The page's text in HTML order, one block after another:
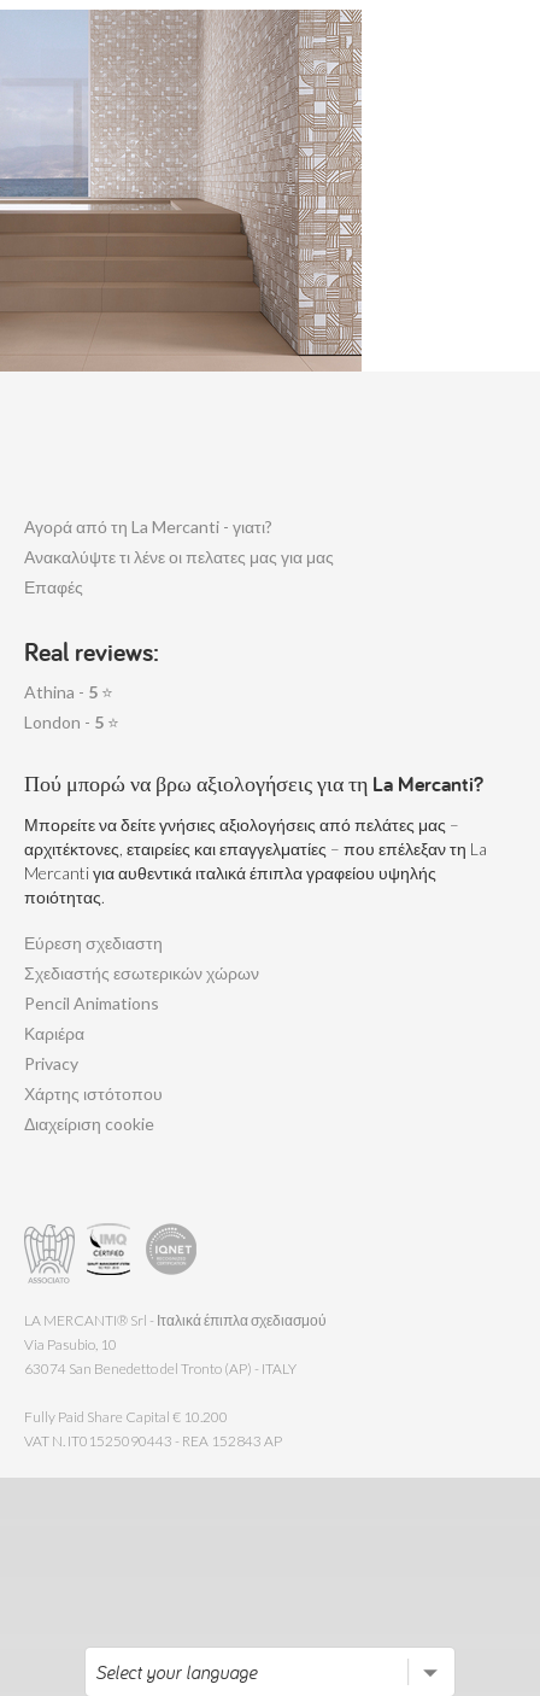
Αγορά από τη La Mercanti - γιατι?
Ανακαλύψτε τι λένε οι πελατες μας για μας
Επαφές
Real reviews:
Athina - 5 ⭐
London - 5 ⭐
Πού μπορώ να βρω αξιολογήσεις για τη La Mercanti?
Μπορείτε να δείτε γνήσιες αξιολογήσεις από πελάτες μας –
αρχιτέκτονες, εταιρείες και επαγγελματίες – που επέλεξαν τη La
Mercanti για αυθεντικά ιταλικά έπιπλα γραφείου υψηλής
ποιότητας.
Εύρεση σχεδιαστη
Σχεδιαστής εσωτερικών χώρων
Pencil Animations
Καριέρα
Privacy
Χάρτης ιστότοπου
Διαχείριση cookie
LA MERCANTI® Srl - Ιταλικά έπιπλα σχεδιασμού
Via Pasubio, 10
63074 San Benedetto del Tronto (AP) - ITALY
Fully Paid Share Capital € 10.200
VAT N. IT01525090443 - REA 152843 AP